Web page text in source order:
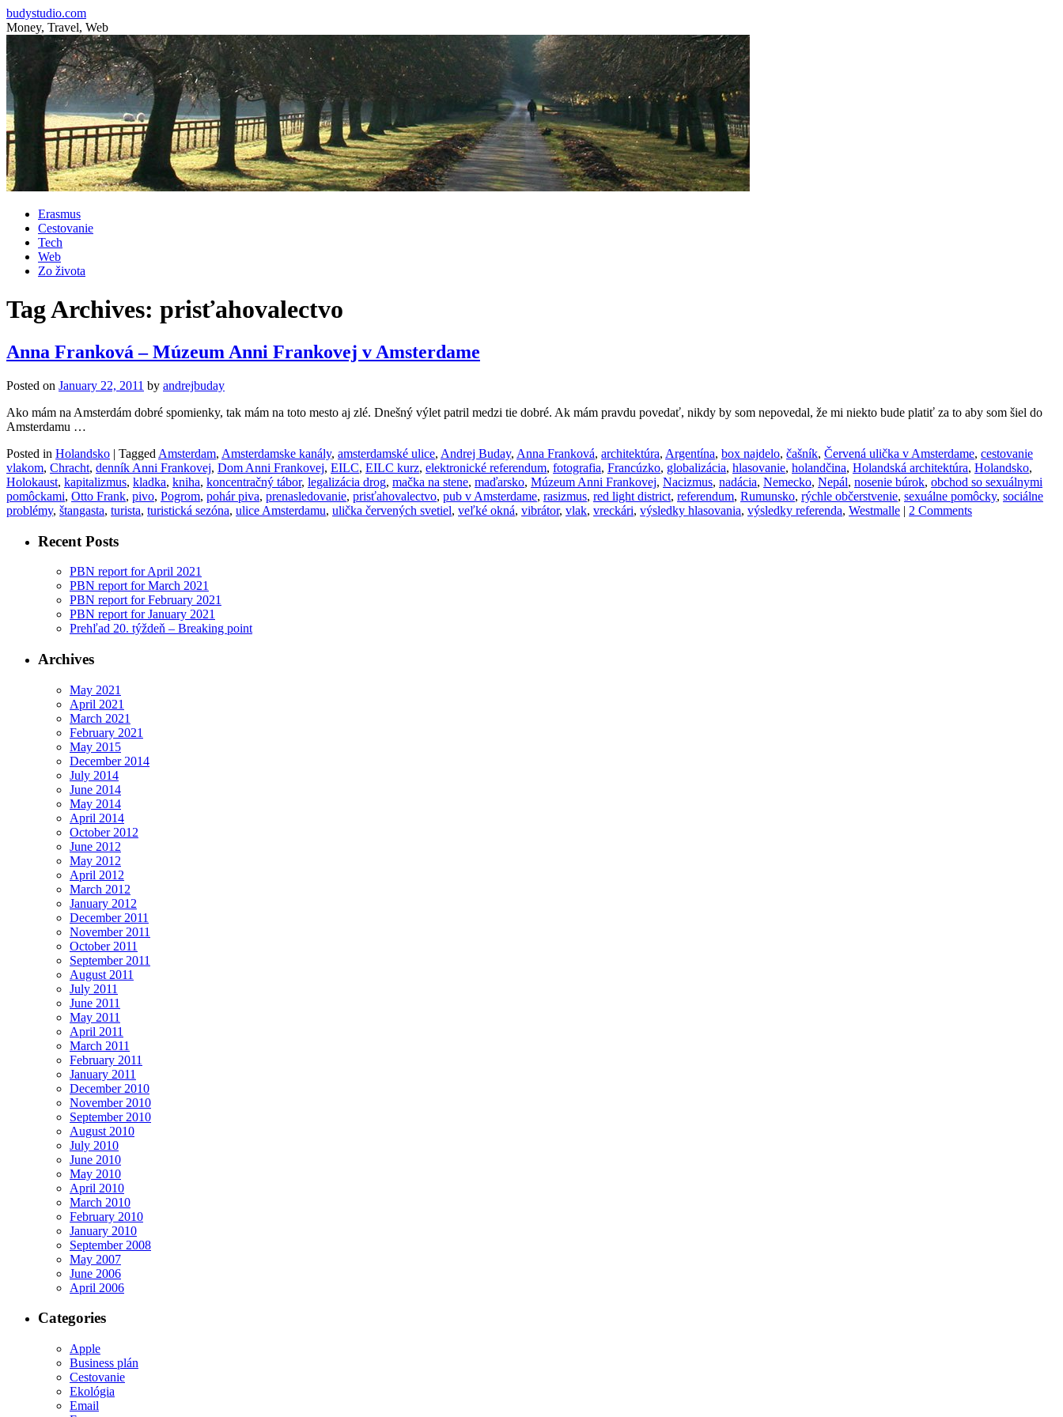
budystudio.com
Money, Travel, Web
Skip
content
Erasmus
Cestovanie
Tech
Web
Zo života
Tag Archives: prisťahovalectvo
Anna Franková – Múzeum Anni Frankovej v Amsterdame
Posted on January 22, 2011 by andrejbuday
Ako mám na Amsterdám dobré spomienky, tak mám na toto mesto aj zlé. Dnešný výlet patril medzi tie dobré. Ak mám pravdu povedať, nikdy by som nepovedal, že mi niekto bude platiť za to aby som šiel do
Amsterdamu …
Posted in Holandsko | Tagged Amsterdam, Amsterdamske kanály, amsterdamské ulice, Andrej Buday, Anna Franková, architektúra, Argentína, box najdelo, čašník, Červená ulička v Amsterdame, cestovanie
vlakom, Chracht, denník Anni Frankovej, Dom Anni Frankovej, EILC, EILC kurz, elektronické referendum, fotografia, Francúzko, globalizácia, hlasovanie, holandčina, Holandská architektúra, Holandsko,
Holokaust, kapitalizmus, kladka, kniha, koncentračný tábor, legalizácia drog, mačka na stene, maďarsko, Múzeum Anni Frankovej, Nacizmus, nadácia, Nemecko, Nepál, nosenie búrok, obchod so sexuálnymi
pomôckami, Otto Frank, pivo, Pogrom, pohár piva, prenasledovanie, prisťahovalectvo, pub v Amsterdame, rasizmus, red light district, referendum, Rumunsko, rýchle občerstvenie, sexuálne pomôcky, sociálne
problémy, štangasta, turista, turistická sezóna, ulice Amsterdamu, ulička červených svetiel, veľké okná, vibrátor, vlak, vreckári, výsledky hlasovania, výsledky referenda, Westmalle | 2 Comments
Recent Posts
PBN report for April 2021
PBN report for March 2021
PBN report for February 2021
PBN report for January 2021
Prehľad 20. týždeň – Breaking point
Archives
May 2021
April 2021
March 2021
February 2021
May 2015
December 2014
July 2014
June 2014
May 2014
April 2014
October 2012
June 2012
May 2012
April 2012
March 2012
January 2012
December 2011
November 2011
October 2011
September 2011
August 2011
July 2011
June 2011
May 2011
April 2011
March 2011
February 2011
January 2011
December 2010
November 2010
September 2010
August 2010
July 2010
June 2010
May 2010
April 2010
March 2010
February 2010
January 2010
September 2008
May 2007
June 2006
April 2006
Categories
Apple
Business plán
Cestovanie
Ekológia
Email